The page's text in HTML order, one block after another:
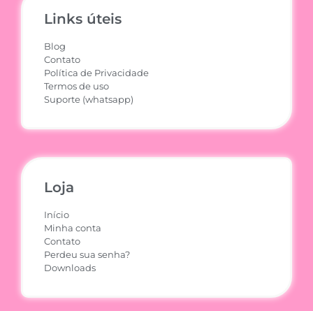
Links úteis
Blog
Contato
Política de Privacidade
Termos de uso
Suporte (whatsapp)
Loja
Início
Minha conta
Contato
Perdeu sua senha?
Downloads